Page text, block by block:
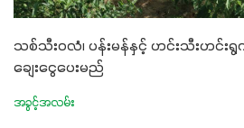
သစ်သီးဝလံ၊ ပန်းမန်နှင့် ဟင်းသီးဟင်း
ချေးငွေပေးမည်
အခွင့်အလမ်း